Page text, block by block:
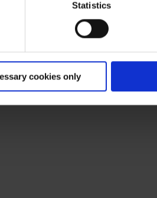
Statistics
cookies only